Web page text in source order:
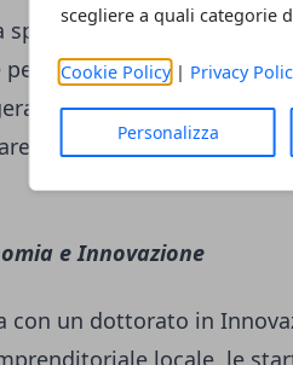
scegliere a quali categorie
Cookie Policy| Privacy
Personalizza
da sempre. Segue le
il tempo libero con
conosce l'importanza
le storie degli sportivi
e Innovazione
con un dottorato in
locale, le